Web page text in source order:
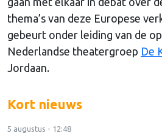
thema’s van deze Europese
gebeurt onder leiding van de
Nederlandse theatergroep De
Jordaan.
Kort nieuws
5 augustus - 12:48